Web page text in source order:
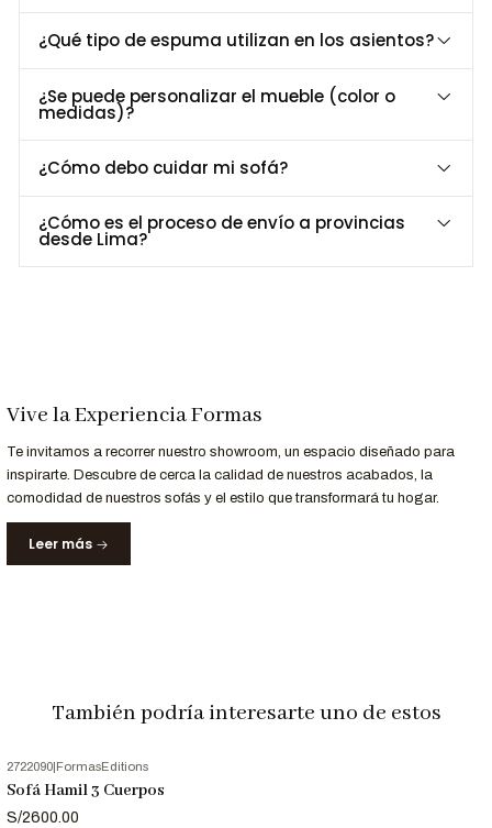
amplios.
Especificación
Altura total
93 cm
Largo
190 cm
Ancho
83 cm
Estructura
Madera maciza y espuma de alta densidad
personalizadas.
Para Profesionales del Diseño
Solicita el archivo 3D del sofá para incluirlo en tus proyectos de
Servicio
Detalle
Garantía
¿Qué tipo de espuma utilizan en los asientos?
¿Se puede personalizar el mueble (color o
medidas)?
¿Cómo debo cuidar mi sofá?
¿Cómo es el proceso de envío a provincias
desde Lima?
Vive la Experiencia Formas
Te invitamos a recorrer nuestro showroom, un espacio diseñado para
inspirarte. Descubre de cerca la calidad de nuestros acabados, la
comodidad de nuestros sofás y el estilo que transformará tu hogar.
Leer más
También podría interesarte uno de estos
2722090|FormasEditions
Sofá Hamil 3 Cuerpos
S/2600.00